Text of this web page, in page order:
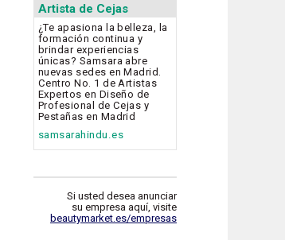
Artista de Cejas
¿Te apasiona la belleza, la
formación continua y
brindar experiencias
únicas? Samsara abre
nuevas sedes en Madrid.
Centro No. 1 de Artistas
Expertos en Diseño de
Profesional de Cejas y
Pestañas en Madrid
samsarahindu.es
Si usted desea anunciar
su empresa aquí, visite
beautymarket.es/empresas